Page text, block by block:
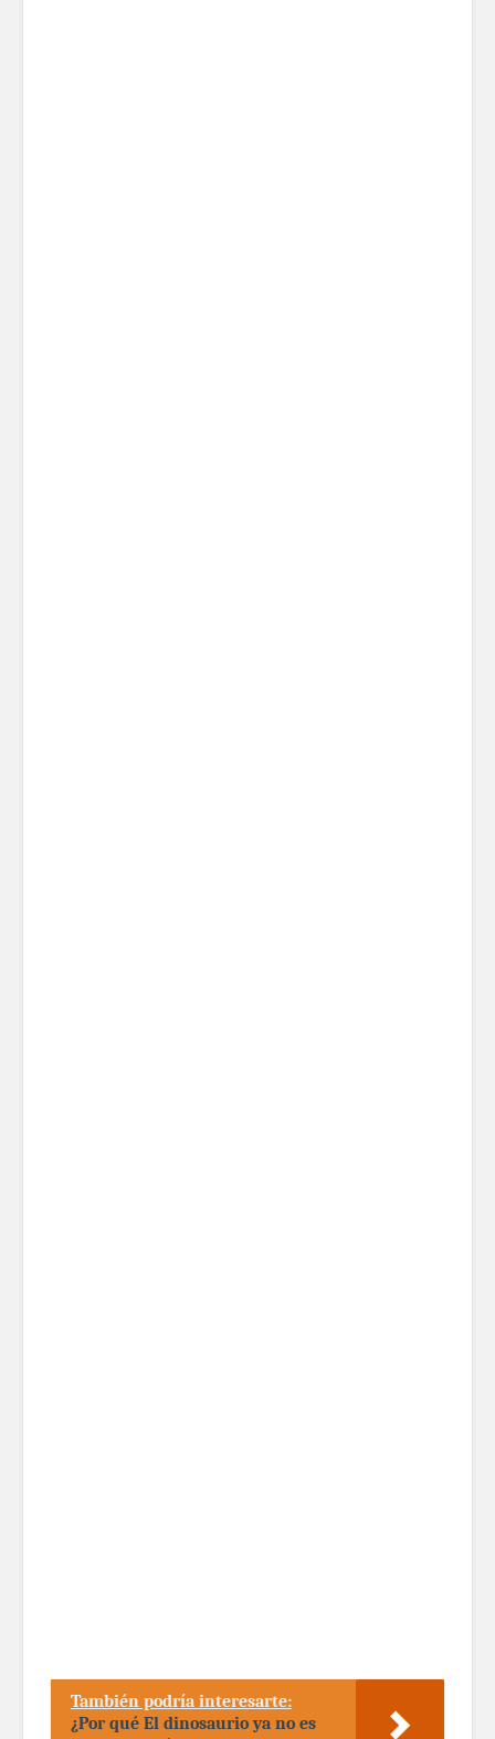
También podría interesarte:
¿Por qué El dinosaurio ya no es